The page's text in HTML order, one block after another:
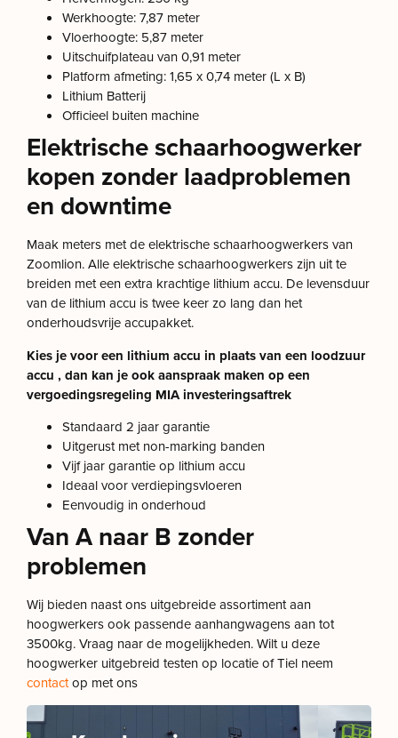
Werkhoogte: 7,87 meter
Vloerhoogte: 5,87 meter
Uitschuifplateau van 0,91 meter
Platform afmeting: 1,65 x 0,74 meter (L x B)
Lithium Batterij
Officieel buiten machine
Elektrische schaarhoogwerker
kopen zonder laadproblemen
en downtime
Maak meters met de elektrische schaarhoogwerkers van
Zoomlion. Alle elektrische schaarhoogwerkers zijn uit te
breiden met een extra krachtige lithium accu. De levensduur
van de lithium accu is twee keer zo lang dan het
onderhoudsvrije accupakket.
Kies je voor een lithium accu in plaats van een loodzuur
accu , dan kan jeook aanspraak maken op een
vergoedingsregeling MIA investeringsaftrek
Standaard 2 jaar garantie
Uitgerust met non-marking banden
Vijf jaar garantie op lithium accu
Ideaal voor verdiepingsvloeren
Eenvoudig in onderhoud
Van A naar B zonder
problemen
Wij bieden naast ons uitgebreide assortiment aan
hoogwerkers ook passende aanhangwagens aan tot
3500kg. Vraag naar de mogelijkheden. Wilt u deze
hoogwerker uitgebreid testen op locatie of Tiel neem
contactop met ons